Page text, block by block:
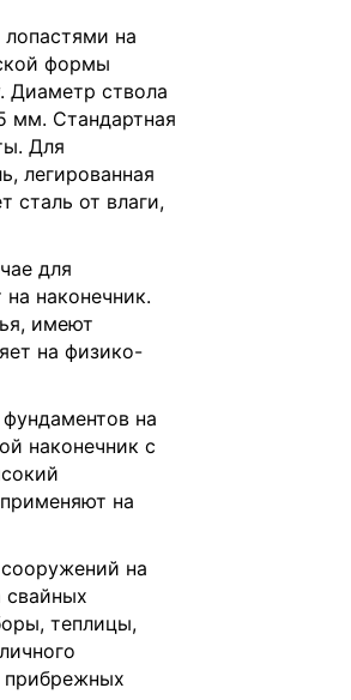
на
формы
Диаметр ствола
мм. Стандартная
Для
легированная
от влаги,
для
наконечник.
имеют
на физико-
на
наконечник с
на
на
свайных
теплицы,